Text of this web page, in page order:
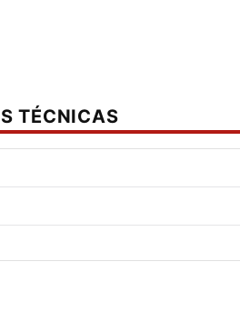
)
TÉCNICAS